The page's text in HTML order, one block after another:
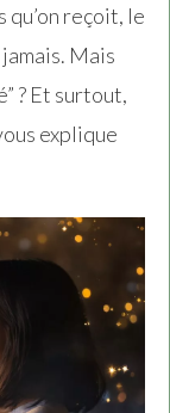
qu’on reçoit, le
Mais
? Et surtout,
explique